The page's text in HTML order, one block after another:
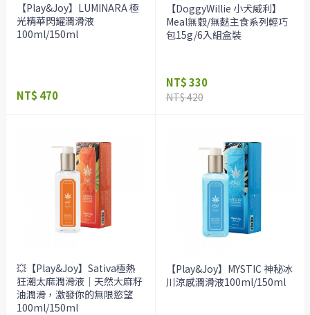
【Play&Joy】LUMINARA 極
光精華閃耀潤滑液
100ml/150ml
NT$ 470
【DoggyWillie 小犬威利】
Meal無穀/無麩主食系列輕巧
包15g/6入組盒裝
NT$ 330
NT$ 420
💥【Play&Joy】Sativa極熱
狂潮太麻潤滑液｜天然大麻籽
油潤滑，激發你的無限慾望
100ml/150ml
【Play&Joy】MYSTIC 神秘冰
川涼感潤滑液100ml/150ml